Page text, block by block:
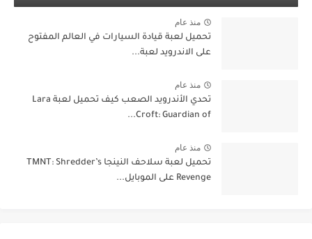
منذ عام
تحميل لعبة قيادة السيارات في العالم المفتوح
على الاندرويد لعبة...
منذ عام
تحدي الأندرويد الصعب كيف تحميل لعبة Lara
Croft: Guardian of...
منذ عام
تحميل لعبة سلاحف النينجا TMNT: Shredder’s
Revenge على الموبايل...